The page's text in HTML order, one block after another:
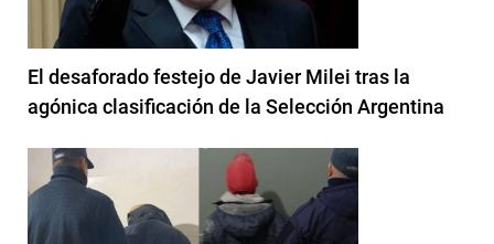
El desaforado festejo de Javier Milei tras la
agónica clasificación de la Selección Argentina